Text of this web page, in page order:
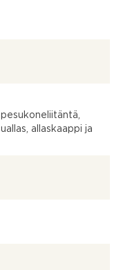
allaskaappi ja